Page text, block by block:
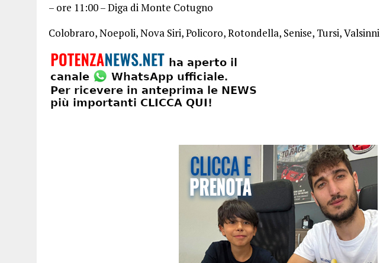
– ore 11:00 – Diga di Monte Cotugno
Colobraro, Noepoli, Nova Siri, Policoro, Rotondella, Senise, Tursi, Valsinni